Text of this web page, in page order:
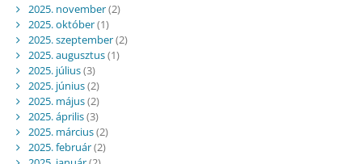
2025. november(2)
2025. október(1)
2025. szeptember(2)
2025. augusztus(1)
2025. július(3)
2025. június(2)
2025. május(2)
2025. április(3)
2025. március(2)
2025. február(2)